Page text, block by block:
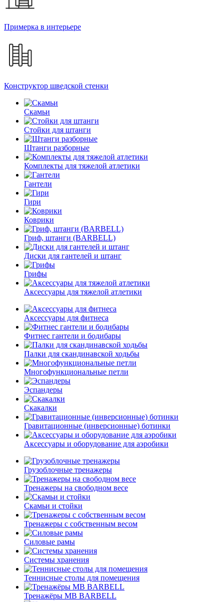
Примерка в интерьере
Конструктор шведской стенки
Скамьи
Стойки для штанги
Штанги разборные
Комплекты для тяжелой атлетики
Гантели
Гири
Коврики
Гриф, штанги (BARBELL)
Диски для гантелей и штанг
Грифы
Аксессуары для тяжелой атлетики
Аксессуары для фитнеса
Фитнес гантели и бодибары
Палки для скандинавской ходьбы
Многофункциональные петли
Эспандеры
Скакалки
Гравитационные (инверсионные) ботинки
Аксессуары и оборудование для аэробики
Грузоблочные тренажеры
Тренажеры на свободном весе
Скамьи и стойки
Тренажеры с собственным весом
Силовые рамы
Системы хранения
Теннисные столы для помещения
Тренажёры MB BARBELL